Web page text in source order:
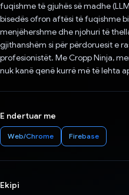
fuqishme të gjuhës së madhe
bisedës ofron aftësi të fuqishme
menjëhershme dhe njohuri të
gjithanshëm si për përdoruesit e
profesionistët. Me Cropp Ninja,
nuk kanë qenë kurrë më të lehta
E ndertuar me
Web/Chrome Firebase
Ekipi